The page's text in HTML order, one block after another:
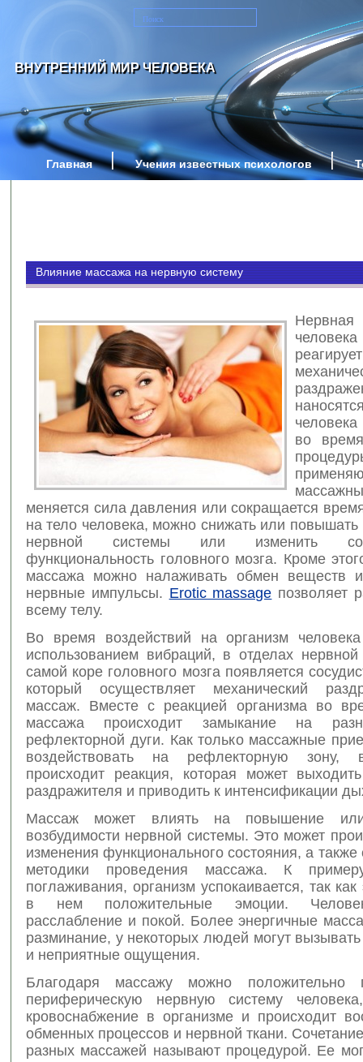
ВНУТРЕННИЙ МИР ЧЕЛОВЕКА
Главная Учения известных психологов
Влияние массажа на нервную систему
во
меняется сила давления или сокращается
на тело человека, можно снижать или повышать
нервной системы или изменить
функциональность головного мозга. Кроме
массажа можно налаживать обмен веществ и
нервные импульсы. Erotic massage позволяет
всему телу.
Во время воздействий на организм
использованием вибраций, в отделах
самой коре головного мозга появляется
который осуществляет механический
массаж. Вместе с реакцией организма во
массажа происходит замыкание на
рефлекторной дуги. Как только массажные
воздействовать на рефлекторную зону,
происходит реакция, которая может
раздражителя и приводить к интенсификации
Массаж может влиять на повышение
возбудимости нервной системы. Это может
изменения функционального состояния, а
методики проведения массажа. К
поглаживания, организм успокаивается, так
в нем положительные эмоции.
расслабление и покой. Более энергичные
разминание, у некоторых людей могут
и неприятные ощущения.
Благодаря массажу можно положительно
периферическую нервную систему
кровоснабжение в организме и происходит
обменных процессов и нервной ткани.
разных массажей называют процедурой. Ее